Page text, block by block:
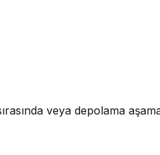
veya depolama